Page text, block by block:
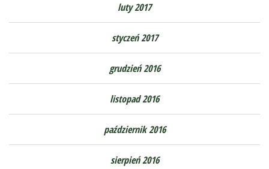
luty 2017
styczeń 2017
grudzień 2016
listopad 2016
październik 2016
sierpień 2016